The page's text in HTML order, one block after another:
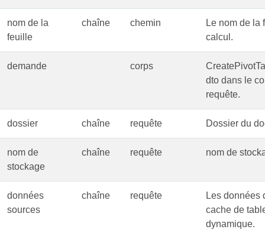
nom de la
feuille
chaîne chemin
Le nom de la
calcul.
demande corps
dto dans le
requête.
dossier chaîne requête Dossier du
nom de
stockage
chaîne requête nom de
données
sources
chaîne requête
Les données
cache de
dynamique.